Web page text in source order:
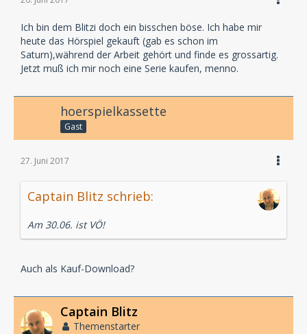
Ich bin dem Blitzi doch ein bisschen böse. Ich habe mir
heute das Hörspiel gekauft (gab es schon im
Saturn),während der Arbeit gehört und finde es grossartig.
Jetzt muß ich mir noch eine Serie kaufen, menno.
hoerspielkassette
Gast
27. Juni 2017
Captain Blitz schrieb:
Am 30.06. ist VÖ!
Auch als Kauf-Download?
Captain Blitz
Themenstarter